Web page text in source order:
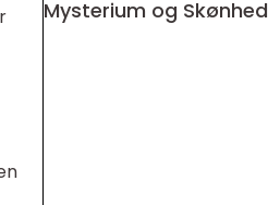
Mysterium og Skønhed